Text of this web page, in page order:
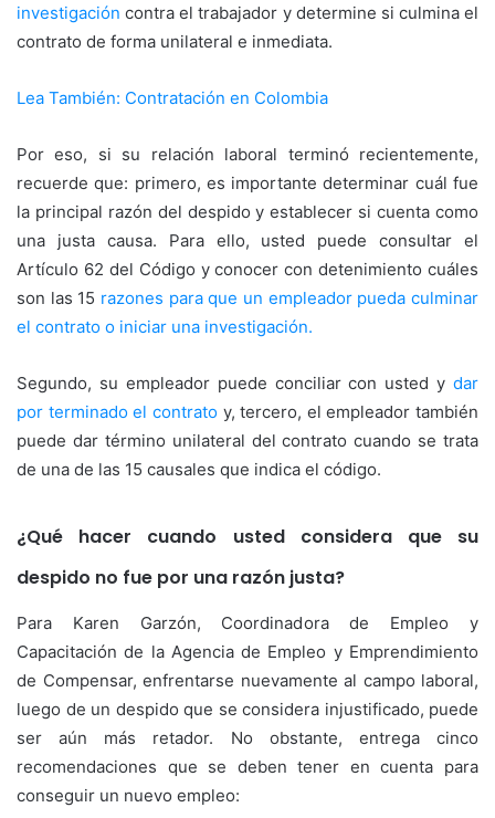
investigación contra el trabajador y determine si culmina el
contrato de forma unilateral e inmediata.
Lea También: Contratación en Colombia
Por eso, si su relación laboral terminó recientemente,
recuerde que: primero, es importante determinar cuál fue
la principal razón del despido y establecer si cuenta como
una justa causa. Para ello, usted puede consultar el
Artículo 62 del Código y conocer con detenimiento cuáles
son las 15 razones para que un empleador pueda culminar
el contrato o iniciar una investigación.
Segundo, su empleador puede conciliar con usted y dar
por terminado el contratoy, tercero, el empleador también
puede dar término unilateral del contrato cuando se trata
de una de las 15 causales que indica el código.
¿Qué hacer cuando usted considera que su
despido no fue por una razón justa?
Para Karen Garzón, Coordinadora de Empleo y
Capacitación de la Agencia de Empleo y Emprendimiento
de Compensar, enfrentarse nuevamente al campo laboral,
luego de un despido que se considera injustificado, puede
ser aún más retador. No obstante, entrega cinco
recomendaciones que se deben tener en cuenta para
conseguir un nuevo empleo: